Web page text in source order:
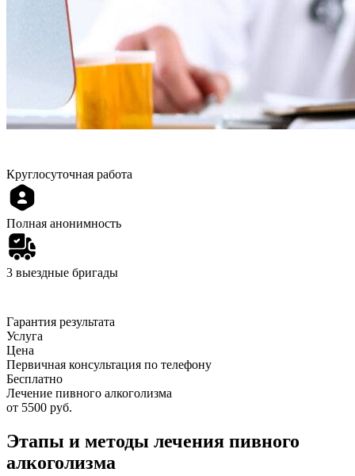
Круглосуточная работа
Полная анонимность
3 выездные бригады
Гарантия результата
Услуга
Цена
Первичная консультация по телефону
Бесплатно
Лечение пивного алкоголизма
от 5500 руб.
Этапы и методы лечения пивного
алкоголизма